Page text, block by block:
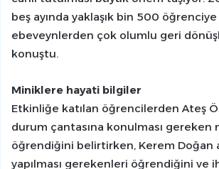
beş ayında yaklaşık bin 500 öğrenciye
ebeveynlerden çok olumlu geri
konuştu.
Miniklere hayati bilgiler
Etkinliğe katılan öğrencilerden Ateş
durum çantasına konulması gereken
öğrendiğini belirtirken, Kerem Doğan
yapılması gerekenleri öğrendiğini ve